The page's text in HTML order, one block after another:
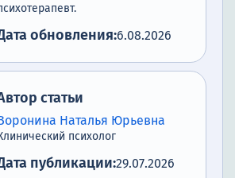
обновления:6.08.2026
статьи
Наталья Юрьевна
психолог
публикации:29.07.2026